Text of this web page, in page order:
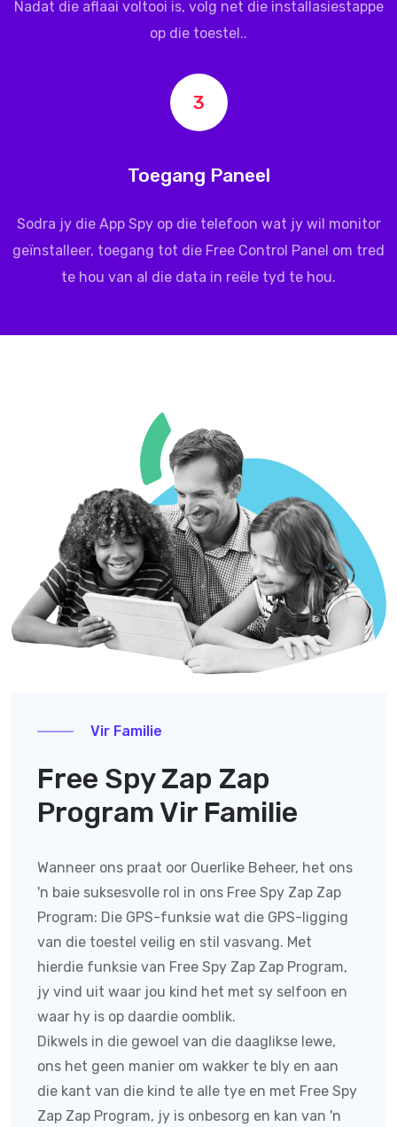
Nadat die aflaai voltooi is, volg net die installasiestappe
op die toestel..
3
Toegang Paneel
Sodra jy die App Spy op die telefoon wat jy wil monitor
geïnstalleer, toegang tot die Free Control Panel om tred
te hou van al die data in reële tyd te hou.
Vir Familie
Free Spy Zap Zap
Program Vir Familie
Wanneer ons praat oor Ouerlike Beheer, het ons
'n baie suksesvolle rol in ons Free Spy Zap Zap
Program: Die GPS-funksie wat die GPS-ligging
van die toestel veilig en stil vasvang. Met
hierdie funksie van Free Spy Zap Zap Program,
jy vind uit waar jou kind het met sy selfoon en
waar hy is op daardie oomblik.
Dikwels in die gewoel van die daaglikse lewe,
ons het geen manier om wakker te bly en aan
die kant van die kind te alle tye en met Free Spy
Zap Zap Program, jy is onbesorg en kan van 'n